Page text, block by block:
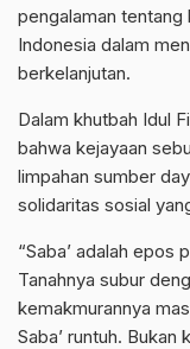
pengalaman tentang
Indonesia dalam
berkelanjutan.
Dalam khutbah Idul
bahwa kejayaan
limpahan sumber
solidaritas sosial
“Saba’ adalah epos
Tanahnya subur
kemakmurannya
Saba’ runtuh.